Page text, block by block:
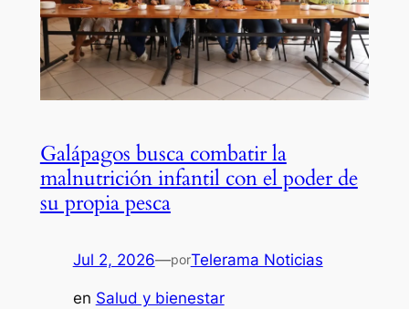
Galápagos busca combatir la
malnutrición infantil con el poder de
su propia pesca
Jul 2, 2026—porTelerama Noticias
en Salud y bienestar